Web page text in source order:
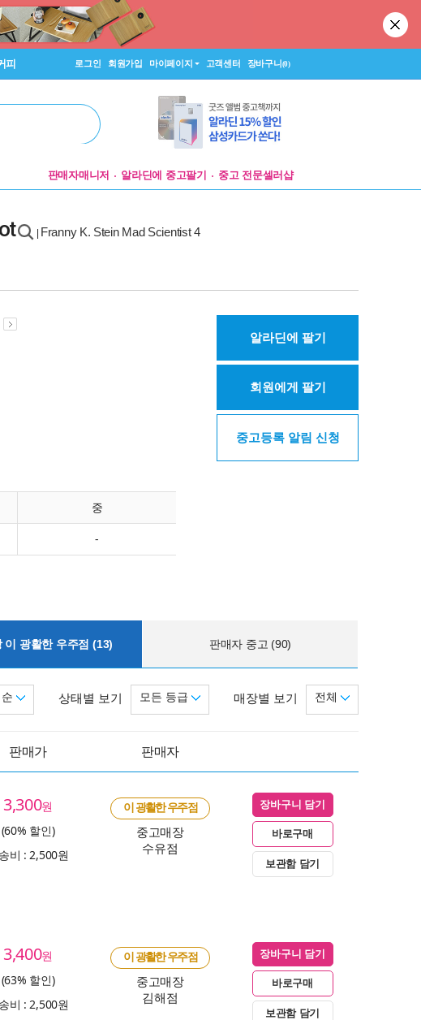
피 로그인 회원가입 마이페이지 고객센터 장바구니(0)
판매자매니저 알라딘에 중고팔기 중고 전문셀러샵
Franny K. Stein Mad Scientist 4
중
-
알라딘에 팔기
회원에게 팔기
중고등록 알림 신청
이 광활한 우주점 (13) 판매자 중고 (90)
매장별 보기 전체
상태별 보기 모든 등급
판매가 판매자
3,300원
(60% 할인)
비 : 2,500원
이 광활한 우주점
중고매장
수유점
장바구니 담기
바로구매
보관함 담기
3,400원
(63% 할인)
비 : 2,500원
이 광활한 우주점
중고매장
김해점
장바구니 담기
바로구매
보관함 담기